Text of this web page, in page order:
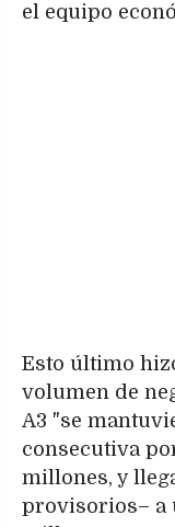
el equipo
Esto último
volumen de
A3 "se
consecutiva
millones, y
provisorios– a